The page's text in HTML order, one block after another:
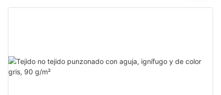
ensacado a buen precio: tela no tejida Rayson